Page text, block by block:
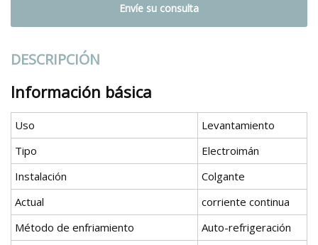
Envíe su consulta
DESCRIPCIÓN
Información básica
Uso
Levantamiento
Tipo
Electroimán
Instalación
Colgante
Actual
corriente continua
Método de enfriamiento
Auto-refrigeración